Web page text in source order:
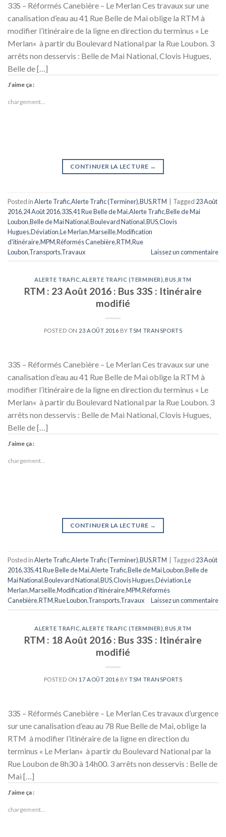
33S – Réformés Canebière – Le Merlan Ces travaux sur une
canalisation d’eau au 41 Rue Belle de Mai oblige la RTM à
modifier l’itinéraire de la ligne en direction du terminus « Le
Merlan« à partir du Boulevard National par la Rue Loubon. 3
arrêts non desservis : Belle de Mai National, Clovis Hugues,
Belle de […]
J’aime ça :
chargement…
CONTINUER LA LECTURE →
Posted inAlerte Trafic,Alerte Trafic (Terminer),BUS,RTM Tagged 23 Août
2016,24 Août 2016,33S,41 Rue Belle de Mai,Alerte Trafic,Belle de Mai
Loubon,Belle de Mai National,Boulevard National,BUS,Clovis
Hugues,Déviation,Le Merlan,Marseille,Modification
d'itinéraire,MPM,Réformés Canebière,RTM,Rue
Loubon,Transports,Travaux Laissez un commentaire
ALERTE TRAFIC ALERTE TRAFIC (TERMINER) BUS ,RTM
RTM : 23 Août 2016 : Bus 33S : Itinéraire
modifié
POSTED ON 23 AOÛT 2016 BYTSM TRANSPORTS
33S – Réformés Canebière – Le Merlan Ces travaux sur une
canalisation d’eau au 41 Rue Belle de Mai oblige la RTM à
modifier l’itinéraire de la ligne en direction du terminus « Le
Merlan« à partir du Boulevard National par la Rue Loubon. 3
arrêts non desservis : Belle de Mai National, Clovis Hugues,
Belle de […]
J’aime ça :
chargement…
CONTINUER LA LECTURE →
Posted inAlerte Trafic,Alerte Trafic (Terminer),BUS,RTM Tagged 23 Août
2016,33S,41 Rue Belle de Mai,Alerte Trafic,Belle de Mai Loubon,Belle de
Mai National,Boulevard National,BUS,Clovis Hugues,Déviation,Le
Merlan,Marseille,Modification d'itinéraire,MPM,Réformés
Canebière,RTM,Rue Loubon,Transports,Travaux Laissez un commentaire
ALERTE TRAFIC ALERTE TRAFIC (TERMINER) BUS ,RTM
RTM : 18 Août 2016 : Bus 33S : Itinéraire
modifié
POSTED ON 17 AOÛT 2016 BYTSM TRANSPORTS
33S – Réformés Canebière – Le Merlan Ces travaux d’urgence
sur une canalisation d’eau au 78 Rue Belle de Mai, oblige la
RTM à modifier l’itinéraire de la ligne en direction du
terminus « Le Merlan« à partir du Boulevard National par la
Rue Loubon de 8h30 à 14h00. 3 arrêts non desservis : Belle de
Mai […]
J’aime ça :
chargement…